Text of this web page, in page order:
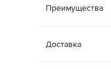
Преимущества
Доставка